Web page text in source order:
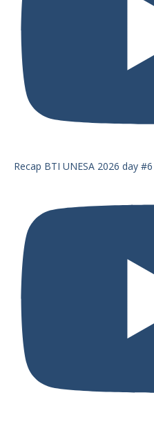
Recap BTI UNESA 2026 day #6